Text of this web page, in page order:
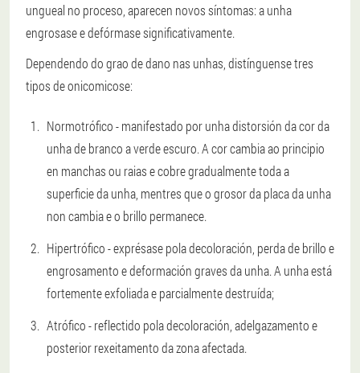
ungueal no proceso, aparecen novos síntomas: a unha
engrosase e defórmase significativamente.
Dependendo do grao de dano nas unhas, distínguense tres
tipos de onicomicose:
Normotrófico - manifestado por unha distorsión da cor da
unha de branco a verde escuro. A cor cambia ao principio
en manchas ou raias e cobre gradualmente toda a
superficie da unha, mentres que o grosor da placa da unha
non cambia e o brillo permanece.
Hipertrófico - exprésase pola decoloración, perda de brillo e
engrosamento e deformación graves da unha. A unha está
fortemente exfoliada e parcialmente destruída;
Atrófico - reflectido pola decoloración, adelgazamento e
posterior rexeitamento da zona afectada.